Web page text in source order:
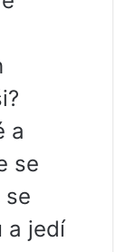
a
se
se
a jedí